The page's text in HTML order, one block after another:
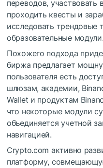
переводов, участвовать
проходить квесты и
исследовать трендовые
образовательные модули.
Похожего подхода
биржа предлагает
пользователя есть
шлюзам, академии,
Wallet и продуктам
что некоторые модули
объединяется учетной
навигацией.
Crypto.com активно
платформу,